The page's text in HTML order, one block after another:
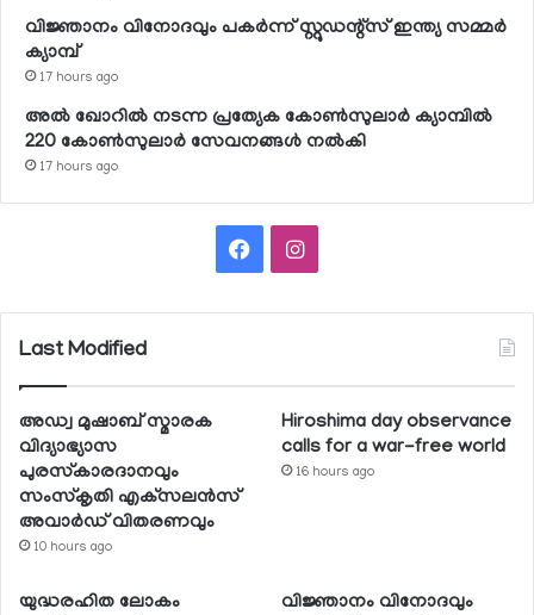
വിജ്ഞാനം വിനോദവും പകര്‍ന്ന് സ്റ്റുഡന്റ്‌സ് ഇന്ത്യ സമ്മര്‍
ക്യാമ്പ്
17 hours ago
അല്‍ ഖോറില്‍ നടന്ന പ്രത്യേക കോണ്‍സുലാര്‍ ക്യാമ്പില്‍
220 കോണ്‍സുലാര്‍ സേവനങ്ങള്‍ നല്‍കി
17 hours ago
FacebookInstagram
Last Modified
അഡ്വ മുഷാബ് സ്മാരക
വിദ്യാഭ്യാസ
പുരസ്‌കാരദാനവും
സംസ്‌കൃതി എക്‌സലന്‍സ്
അവാര്‍ഡ് വിതരണവും
10 hours ago
Hiroshima day observance
calls for a war-free world
16 hours ago
യുദ്ധരഹിത ലോകം
വിജ്ഞാനം വിനോദവും